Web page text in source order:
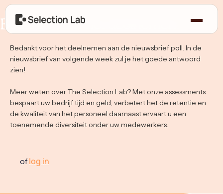
Bedankt voor het deelnemen!
Bedankt voor het deelnemen aan de nieuwsbrief poll. In de
nieuwsbrief van volgende week zul je het goede antwoord
zien!
Meer weten over The Selection Lab? Met onze assessments
bespaart uw bedrijf tijd en geld, verbetert het de retentie en
de kwaliteit van het personeel daarnaast ervaart u een
toenemende diversiteit onder uw medewerkers.
oflog in